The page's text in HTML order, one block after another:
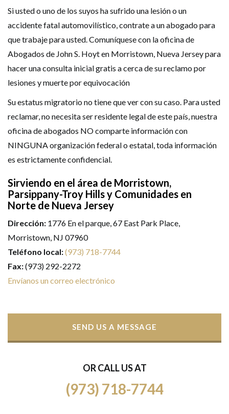
Si usted o uno de los suyos ha sufrido una lesión o un
accidente fatal automovilístico, contrate a un abogado para
que trabaje para usted. Comuníquese con la oficina de
Abogados de John S. Hoyt en Morristown, Nueva Jersey para
hacer una consulta inicial gratis a cerca de su reclamo por
lesiones y muerte por equivocación
Su estatus migratorio no tiene que ver con su caso. Para usted
reclamar, no necesita ser residente legal de este país, nuestra
oficina de abogados NO comparte información con
NINGUNA organización federal o estatal, toda información
es estrictamente confidencial.
Sirviendo en el área de Morristown,
Parsippany-Troy Hills y Comunidades en
Norte de Nueva Jersey
Dirección: 1776 En el parque, 67 East Park Place,
Morristown, NJ 07960
Teléfono local:(973) 718-7744
Fax:(973) 292-2272
Envíanos un correo electrónico
SEND US A MESSAGE
OR CALL US AT
(973) 718-7744